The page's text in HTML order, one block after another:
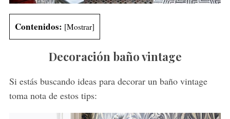
Contenidos: [Mostrar]
Decoración baño vintage
Si estás buscando ideas para decorar un baño vintage
toma nota de estos tips: